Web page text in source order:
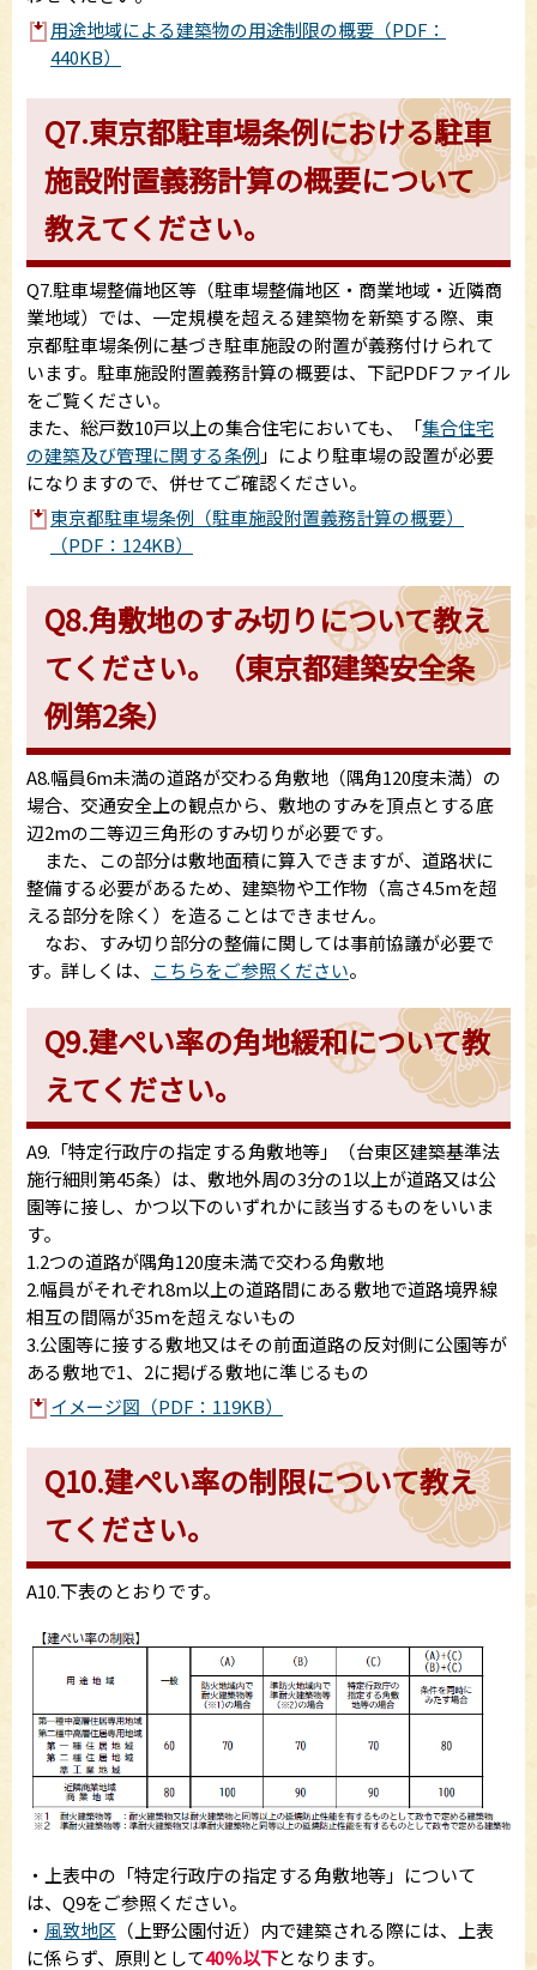
用途地域による建築物の用途制限の概要（PDF：
440KB）
Q7.東京都駐車場条例における駐車
施設附置義務計算の概要について
教えてください。
Q7.駐車場整備地区等（駐車場整備地区・商業地域・近隣商
業地域）では、一定規模を超える建築物を新築する際、東
京都駐車場条例に基づき駐車施設の附置が義務付けられて
います。駐車施設附置義務計算の概要は、下記PDFファイル
をご覧ください。
また、総戸数10戸以上の集合住宅においても、「集合住宅
の建築及び管理に関する条例 」により駐車場の設置が必要
になりますので、併せてご確認ください。
東京都駐車場条例（駐車施設附置義務計算の概要）
（PDF：124KB）
Q8.角敷地のすみ切りについて教え
てください。（東京都建築安全条
例第2条）
A8.幅員6m未満の道路が交わる角敷地（隅角120度未満）の
場合、交通安全上の観点から、敷地のすみを頂点とする底
辺2mの二等辺三角形のすみ切りが必要です。
また、この部分は敷地面積に算入できますが、道路状に
整備する必要があるため、建築物や工作物（高さ4.5mを超
える部分を除く）を造ることはできません。
なお、すみ切り部分の整備に関しては事前協議が必要で
す。詳しくは、 こちらをご参照ください。
Q9.建ぺい率の角地緩和について教
えてください。
A9.「特定行政庁の指定する角敷地等」（台東区建築基準法
施行細則第45条）は、敷地外周の3分の1以上が道路又は公
園等に接し、かつ以下のいずれかに該当するものをいいま
す。
1.2つの道路が隅角120度未満で交わる角敷地
2.幅員がそれぞれ8m以上の道路間にある敷地で道路境界線
相互の間隔が35mを超えないもの
3.公園等に接する敷地又はその前面道路の反対側に公園等が
ある敷地で1、2に掲げる敷地に準じるもの
イメージ図（PDF：119KB）
Q10.建ぺい率の制限について教え
てください。
A10.下表のとおりです。
・上表中の「特定行政庁の指定する角敷地等」について
は、Q9をご参照ください。
・ 風致地区 （上野公園付近）内で建築される際には、上表
に係らず、原則として40％以下となります。